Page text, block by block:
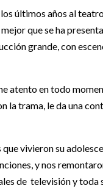
últimos años al
que se ha
grande, con
atento en todo
la trama, le da una
que vivieron su
y nos
de televisión y